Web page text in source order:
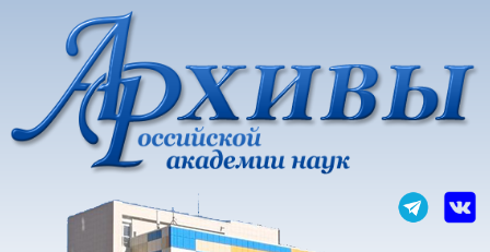
основному
содержанию